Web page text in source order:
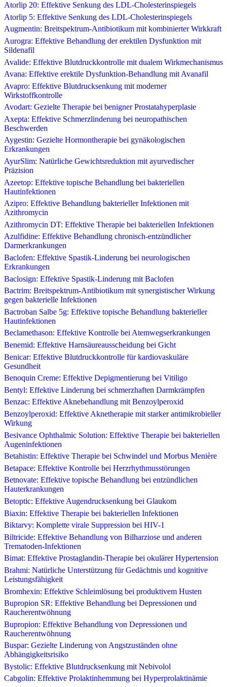
Atorlip 20: Effektive Senkung des LDL-Cholesterinspiegels
Atorlip 5: Effektive Senkung des LDL-Cholesterinspiegels
Augmentin: Breitspektrum-Antibiotikum mit kombinierter Wirkkraft
Aurogra: Effektive Behandlung der erektilen Dysfunktion mit
Sildenafil
Avalide: Effektive Blutdruckkontrolle mit dualem Wirkmechanismus
Avana: Effektive erektile Dysfunktion-Behandlung mit Avanafil
Avapro: Effektive Blutdrucksenkung mit moderner
Wirkstoffkontrolle
Avodart: Gezielte Therapie bei benigner Prostatahyperplasie
Axepta: Effektive Schmerzlinderung bei neuropathischen
Beschwerden
Aygestin: Gezielte Hormontherapie bei gynäkologischen
Erkrankungen
AyurSlim: Natürliche Gewichtsreduktion mit ayurvedischer
Präzision
Azeetop: Effektive topische Behandlung bei bakteriellen
Hautinfektionen
Azipro: Effektive Behandlung bakterieller Infektionen mit
Azithromycin
Azithromycin DT: Effektive Therapie bei bakteriellen Infektionen
Azulfidine: Effektive Behandlung chronisch-entzündlicher
Darmerkrankungen
Baclofen: Effektive Spastik-Linderung bei neurologischen
Erkrankungen
Baclosign: Effektive Spastik-Linderung mit Baclofen
Bactrim: Breitspektrum-Antibiotikum mit synergistischer Wirkung
gegen bakterielle Infektionen
Bactroban Salbe 5g: Effektive topische Behandlung bakterieller
Hautinfektionen
Beclamethason: Effektive Kontrolle bei Atemwegserkrankungen
Benemid: Effektive Harnsäureausscheidung bei Gicht
Benicar: Effektive Blutdruckkontrolle für kardiovaskuläre
Gesundheit
Benoquin Creme: Effektive Depigmentierung bei Vitiligo
Bentyl: Effektive Linderung bei schmerzhaften Darmkrämpfen
Benzac: Effektive Aknebehandlung mit Benzoylperoxid
Benzoylperoxid: Effektive Aknetherapie mit starker antimikrobieller
Wirkung
Besivance Ophthalmic Solution: Effektive Therapie bei bakteriellen
Augeninfektionen
Betahistin: Effektive Therapie bei Schwindel und Morbus Menière
Betapace: Effektive Kontrolle bei Herzrhythmusstörungen
Betnovate: Effektive topische Behandlung bei entzündlichen
Hauterkrankungen
Betoptic: Effektive Augendrucksenkung bei Glaukom
Biaxin: Effektive Therapie bei bakteriellen Infektionen
Biktarvy: Komplette virale Suppression bei HIV-1
Biltricide: Effektive Behandlung von Bilharziose und anderen
Trematoden-Infektionen
Bimat: Effektive Prostaglandin-Therapie bei okulärer Hypertension
Brahmi: Natürliche Unterstützung für Gedächtnis und kognitive
Leistungsfähigkeit
Bromhexin: Effektive Schleimlösung bei produktivem Husten
Bupropion SR: Effektive Behandlung bei Depressionen und
Raucherentwöhnung
Bupropion: Effektive Behandlung von Depressionen und
Raucherentwöhnung
Buspar: Gezielte Linderung von Angstzuständen ohne
Abhängigkeitsrisiko
Bystolic: Effektive Blutdrucksenkung mit Nebivolol
Cabgolin: Effektive Prolaktinhemmung bei Hyperprolaktinämie